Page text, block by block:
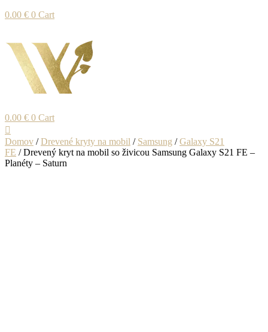
0.00 € 0 Cart
0.00 € 0 Cart
Domov /Drevené kryty na mobil / Samsung /Galaxy S21
FE / Drevený kryt na mobil so živicou Samsung Galaxy S21 FE –
Planéty – Saturn